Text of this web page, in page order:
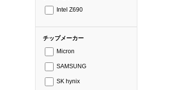
Intel Z690
チップメーカー
Micron
SAMSUNG
SK hynix